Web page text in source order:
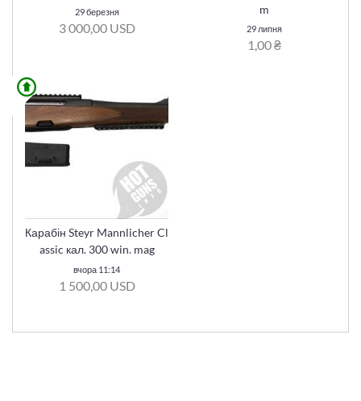
29 березня
3 000,00 USD
m
29 липня
1,00 ₴
Карабін Steyr Mannlicher Cl
assic кал. 300 win. mag
вчора 11:14
1 500,00 USD